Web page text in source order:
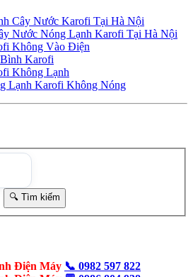
Cây Nước Karofi Tại Hà Nội
Nước Nóng Lạnh Karofi Tại Hà Nội
Không Vào Điện
Karofi
Không Lạnh
Lạnh Karofi Không Nóng
📞 0982 597 822